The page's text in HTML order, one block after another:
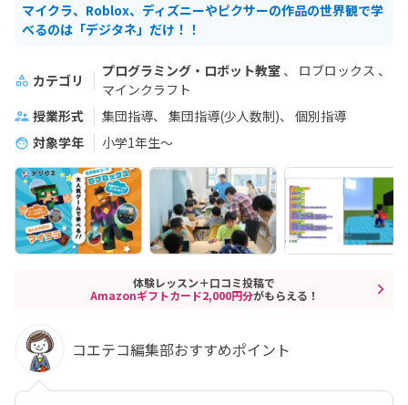
マイクラ、Roblox、ディズニーやピクサーの作品の世界観で学
べるのは「デジタネ」だけ！！
カテゴリ
プログラミング・ロボット教室
ロブロックス
マインクラフト
授業形式
集団指導 集団指導(少人数制)
個別指導
対象学年
小学1年生～
体験レッスン＋口コミ投稿で
Amazonギフトカード2,000円分がもらえる！
コエテコ編集部おすすめポイント